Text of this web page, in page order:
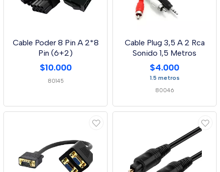
Cable Poder 8 Pin A 2*8
Pin (6+2)
$10.000
80145
Cable Plug 3,5 A 2 Rca
Sonido 1,5 Metros
$4.000
1.5 metros
80046